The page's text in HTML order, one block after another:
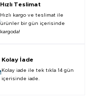
Hızlı Teslimat
Hızlı kargo ve teslimat ile
ürünler bir gün içerisinde
kargoda!
Kolay İade
Kolay iade ile tek tıkla 14 gün
içerisinde iade.